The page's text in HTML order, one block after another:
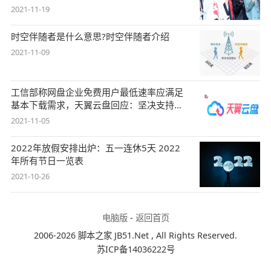
2021-11-19
时空伴随者是什么意思?时空伴随者介绍
2021-11-09
工信部称网盘企业免费用户最低速率应满足
基本下载需求，天翼云盘回应：坚决支持，
始终
2021-11-05
2022年放假安排出炉：五一连休5天 2022
年所有节日一览表
2021-10-26
电脑版- 返回首页
2006-2026 脚本之家 JB51.Net , All Rights Reserved.
苏ICP备14036222号